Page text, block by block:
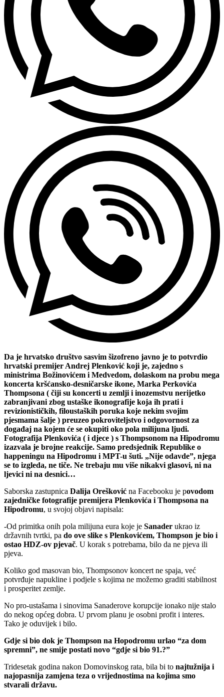
Da je hrvatsko društvo sasvim šizofreno javno je to potvrdio
hrvatski premijer Andrej Plenković koji je, zajedno s
ministrima Božinovićem i Medvedom, dolaskom na probu mega
koncerta kršćansko-desničarske ikone, Marka Perkovića
Thompsona ( čiji su koncerti u zemlji i inozemstvu nerijetko
zabranjivani zbog ustaške ikonografije koja ih prati i
revizionističkih, filoustaških poruka koje nekim svojim
pjesmama šalje ) preuzeo pokroviteljstvo i odgovornost za
događaj na kojem će se okupiti oko pola milijuna ljudi.
Fotografija Plenkovića ( i djece ) s Thompsonom na Hipodromu
izazvala je brojne reakcije. Samo predsjednik Republike o
happeningu na Hipodromu i MPT-u šuti. „Nije odavde”, njega
se to izgleda, ne tiče. Ne trebaju mu više nikakvi glasovi, ni na
ljevici ni na desnici…
Saborska zastupnica Dalija Orešković na Facebooku je povodom
zajedničke fotografije premijera Plenkovića i Thompsona na
Hipodromu, u svojoj objavi napisala:
-Od primitka onih pola milijuna eura koje je Sanader ukrao iz
državnih tvrtki, pa do ove slike s Plenkovićem, Thompson je bio i
ostao HDZ-ov pjevač. U korak s potrebama, bilo da ne pjeva ili
pjeva.
Koliko god masovan bio, Thompsonov koncert ne spaja, već
potvrđuje napukline i podjele s kojima ne možemo graditi stabilnost
i prosperitet zemlje.
No pro-ustašama i sinovima Sanaderove korupcije ionako nije stalo
do nekog općeg dobra. U prvom planu je osobni profit i interes.
Tako je oduvijek i bilo.
Gdje si bio dok je Thompson na Hopodromu urlao “za dom
spremni”, ne smije postati novo “gdje si bio 91.?”
Tridesetak godina nakon Domovinskog rata, bila bi to najtužnija i
najopasnija zamjena teza o vrijednostima na kojima smo
stvarali državu.